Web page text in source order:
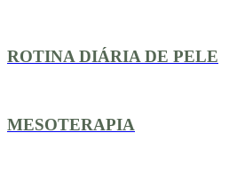
ROTINA DIÁRIA DE PELE
MESOTERAPIA